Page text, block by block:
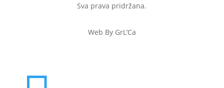
Sva prava pridržana.
Web By GrL’Ca